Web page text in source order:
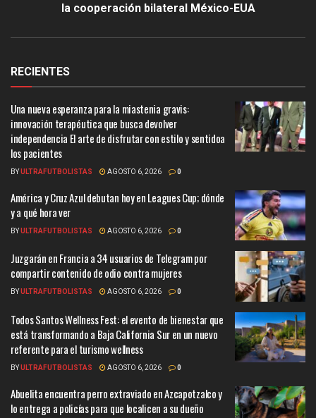
la cooperación bilateral México-EUA
RECIENTES
Una nueva esperanza para la miastenia gravis:
innovación terapéutica que busca devolver
independencia El arte de disfrutar con estilo y sentidoa
los pacientes
BYULTRAFUTBOLISTAS AGOSTO 6, 2026 0
América y Cruz Azul debutan hoy en Leagues Cup; dónde
y a qué hora ver
BYULTRAFUTBOLISTAS AGOSTO 6, 2026 0
Juzgarán en Francia a 34 usuarios de Telegram por
compartir contenido de odio contra mujeres
BYULTRAFUTBOLISTAS AGOSTO 6, 2026 0
Todos Santos Wellness Fest: el evento de bienestar que
está transformando a Baja California Sur en un nuevo
referente para el turismo wellness
BYULTRAFUTBOLISTAS AGOSTO 6, 2026 0
Abuelita encuentra perro extraviado en Azcapotzalco y
lo entrega a policías para que localicen a su dueño